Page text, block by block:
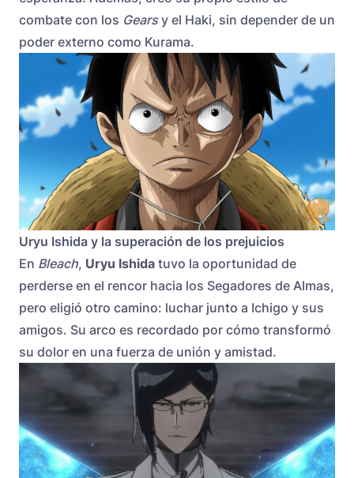
combate con los Gearsy el Haki, sin depender de un
poder externo como Kurama.
Uryu Ishida y la superación de los prejuicios
En Bleach, Uryu Ishida tuvo la oportunidad de
perderse en el rencor hacia los Segadores de Almas,
pero eligió otro camino: luchar junto a Ichigo y sus
amigos. Su arco es recordado por cómo transformó
su dolor en una fuerza de unión y amistad.